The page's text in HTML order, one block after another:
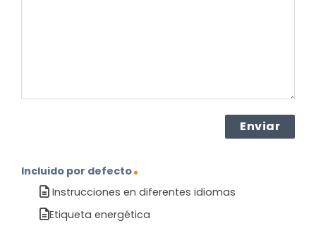
Incluido por defecto
Instrucciones en diferentes idiomas
Etiqueta energética